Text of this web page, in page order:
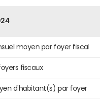
moyen par foyer fiscal
fiscaux
d'habitant(s) par foyer